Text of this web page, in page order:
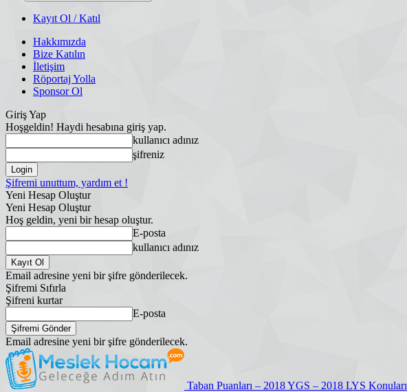
Kayıt Ol / Katıl
Hakkımızda
Bize Katılın
İletişim
Röportaj Yolla
Sponsor Ol
Giriş Yap
Hoşgeldin! Haydi hesabına giriş yap.
kullanıcı adınız
şifreniz
Şifremi unuttum, yardım et !
Yeni Hesap Oluştur
Yeni Hesap Oluştur
Hoş geldin, yeni bir hesap oluştur.
E-posta
kullanıcı adınız
Email adresine yeni bir şifre gönderilecek.
Şifremi Sıfırla
Şifreni kurtar
E-posta
Email adresine yeni bir şifre gönderilecek.
Taban Puanları – 2018 YGS – 2018 LYS Konuları